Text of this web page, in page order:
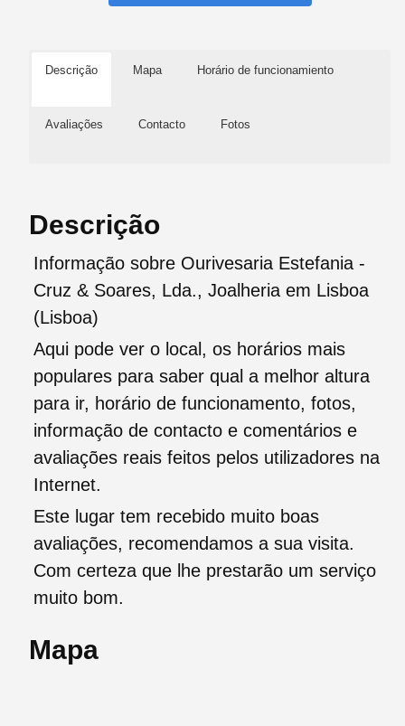
Descrição Mapa Horário de funcionamiento
Avaliações Contacto Fotos
Descrição
Informação sobre Ourivesaria Estefania -
Cruz & Soares, Lda., Joalheria em Lisboa
(Lisboa)
Aqui pode ver o local, os horários mais
populares para saber qual a melhor altura
para ir, horário de funcionamento, fotos,
informação de contacto e comentários e
avaliações reais feitos pelos utilizadores na
Internet.
Este lugar tem recebido muito boas
avaliações, recomendamos a sua visita.
Com certeza que lhe prestarão um serviço
muito bom.
Mapa